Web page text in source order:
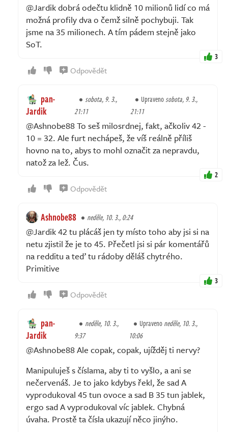
@Jardik dobrá odečtu klidně 10 milionů lidí co má
možná profily dva o čemž silně pochybuji. Tak
jsme na 35 milionech. A tím pádem stejně jako
SoT.
3
Odpovědět
pan-
Jardik
sobota, 9. 3.,
21:11
Upravenosobota, 9. 3.,
21:11
@Ashnobe88 To seš milosrdnej, fakt, ačkoliv 42 -
10 = 32. Ale furt nechápeš, že víš reálně příliš
hovno na to, abys to mohl označit za nepravdu,
natož za lež. Čus.
2
Odpovědět
Ashnobe88 neděle, 10. 3., 0:24
@Jardik 42 tu plácáš jen ty místo toho aby jsi si na
netu zjistil že je to 45. Přečetl jsi si pár komentářů
na redditu a teď tu rádoby děláš chytrého.
Primitive
3
Odpovědět
pan-
Jardik
neděle, 10. 3.,
9:37
Upravenoneděle, 10. 3.,
10:06
@Ashnobe88 Ale copak, copak, ujížděj ti nervy?
Manipuluješ s číslama, aby ti to vyšlo, a ani se
nečervenáš. Je to jako kdybys řekl, že sad A
vyprodukoval 45 tun ovoce a sad B 35 tun jablek,
ergo sad A vyprodukoval víc jablek. Chybná
úvaha. Prostě ta čísla ukazují něco jinýho.